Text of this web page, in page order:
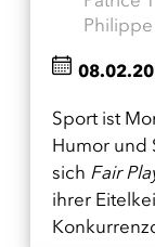
Sport ist
Humor und
sich Fair
ihrer